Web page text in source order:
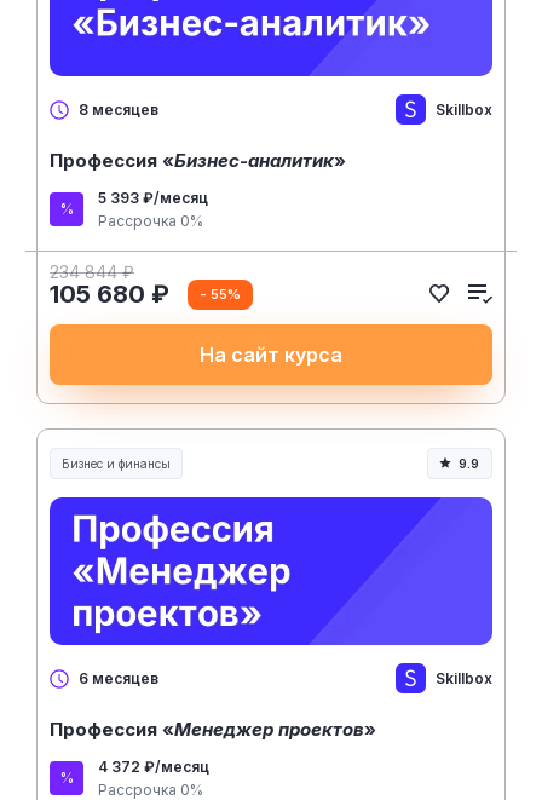
8 месяцев Skillbox
Профессия «Бизнес-аналитик»
5 393 ₽/месяц
Рассрочка 0%
234 844 ₽
105 680 ₽ - 55%
На сайт курса
Бизнес и финансы 9.9
6 месяцев Skillbox
Профессия «Менеджер проектов»
4 372 ₽/месяц
Рассрочка 0%